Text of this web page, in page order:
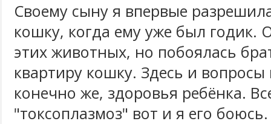
Своему сыну я впервые
кошку, когда ему уже был
этих животных, но побоялась
квартиру кошку. Здесь и
конечно же, здоровья ребёнка.
"токсоплазмоз" вот и я его боюсь.